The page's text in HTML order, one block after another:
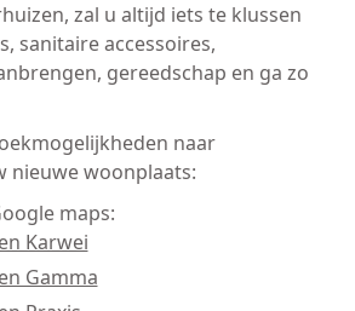
zal u altijd iets te klussen
sanitaire accessoires,
gereedschap en ga zo
naar
nieuwe woonplaats:
maps:
Karwei
Gamma